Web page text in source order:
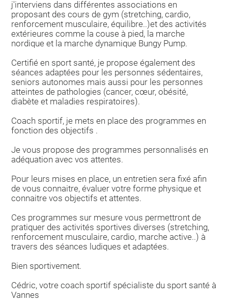
j'interviens dans différentes associations en
proposant des cours de gym (stretching, cardio,
renforcement musculaire, équilibre..)et des activités
extérieures comme la couse à pied, la marche
nordique et la marche dynamique Bungy Pump.
Certifié en sport santé, je propose également des
séances adaptées pour les personnes sédentaires,
seniors autonomes mais aussi pour les personnes
atteintes de pathologies (cancer, cœur, obésité,
diabète et maladies respiratoires).
Coach sportif, je mets en place des programmes en
fonction des objectifs .
Je vous propose des programmes personnalisés en
adéquation avec vos attentes.
Pour leurs mises en place, un entretien sera fixé afin
de vous connaitre, évaluer votre forme physique et
connaitre vos objectifs et attentes.
Ces programmes sur mesure vous permettront de
pratiquer des activités sportives diverses (stretching,
renforcement musculaire, cardio, marche active..) à
travers des séances ludiques et adaptées.
Bien sportivement.
Cédric, votre coach sportif spécialiste du sport santé à
Vannes